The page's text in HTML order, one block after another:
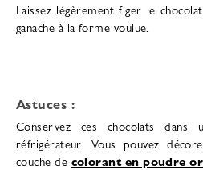
Laissez légèrement figer le
ganache à la forme voulue.
Astuces :
Conservez ces chocolats dans
réfrigérateur. Vous pouvez
couche de colorant en poudre